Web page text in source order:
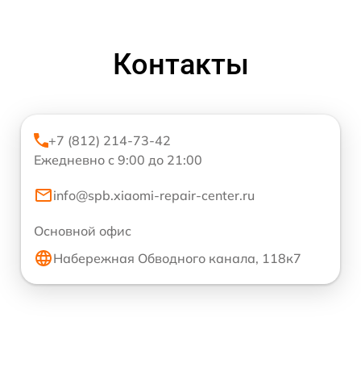
Контакты
+7 (812) 214-73-42
Ежедневно с 9:00 до 21:00
info@spb.xiaomi-repair-center.ru
Основной офис
Набережная Обводного канала, 118к7